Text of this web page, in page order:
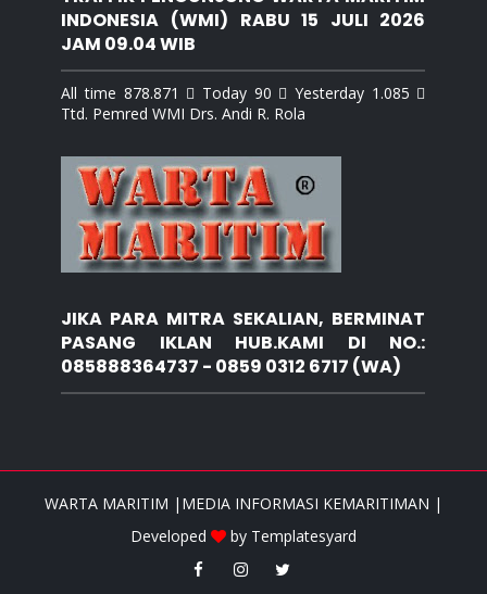
INDONESIA (WMI) RABU 15 JULI 2026
JAM 09.04 WIB
All time 878.871  Today 90  Yesterday 1.085 
Ttd. Pemred WMI Drs. Andi R. Rola
JIKA PARA MITRA SEKALIAN, BERMINAT
PASANG IKLAN HUB.KAMI DI NO.:
085888364737 - 0859 0312 6717 (WA)
WARTA MARITIM |MEDIA INFORMASI KEMARITIMAN |
Developed
by Templatesyard